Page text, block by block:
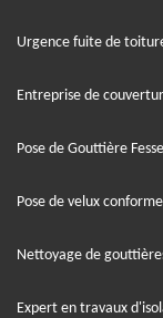
Urgence fuite de
Entreprise de
Pose de Gouttière
Pose de velux
Nettoyage de
Expert en travaux